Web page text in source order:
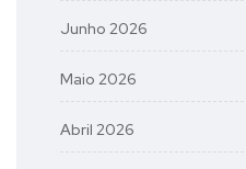
Junho 2026
Maio 2026
Abril 2026